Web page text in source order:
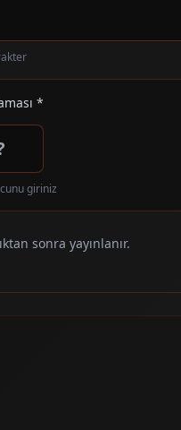
*
giriniz
sonra yayınlanır.